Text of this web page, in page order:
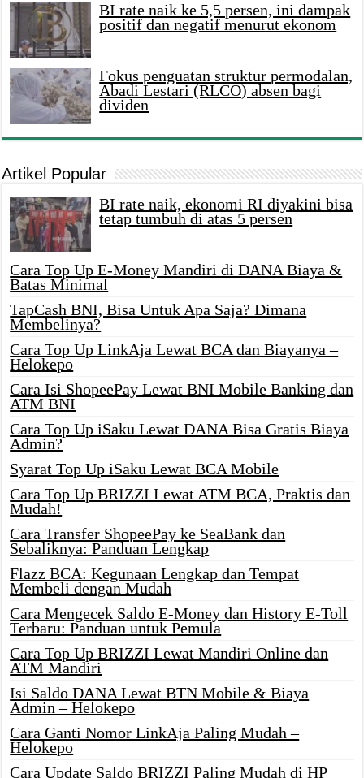
BI rate naik ke 5,5 persen, ini dampak
positif dan negatif menurut ekonom
Fokus penguatan struktur permodalan,
Abadi Lestari (RLCO) absen bagi
dividen
Artikel Popular
BI rate naik, ekonomi RI diyakini bisa
tetap tumbuh di atas 5 persen
Cara Top Up E-Money Mandiri di DANA Biaya &
Batas Minimal
TapCash BNI, Bisa Untuk Apa Saja? Dimana
Membelinya?
Cara Top Up LinkAja Lewat BCA dan Biayanya –
Helokepo
Cara Isi ShopeePay Lewat BNI Mobile Banking dan
ATM BNI
Cara Top Up iSaku Lewat DANA Bisa Gratis Biaya
Admin?
Syarat Top Up iSaku Lewat BCA Mobile
Cara Top Up BRIZZI Lewat ATM BCA, Praktis dan
Mudah!
Cara Transfer ShopeePay ke SeaBank dan
Sebaliknya: Panduan Lengkap
Flazz BCA: Kegunaan Lengkap dan Tempat
Membeli dengan Mudah
Cara Mengecek Saldo E-Money dan History E-Toll
Terbaru: Panduan untuk Pemula
Cara Top Up BRIZZI Lewat Mandiri Online dan
ATM Mandiri
Isi Saldo DANA Lewat BTN Mobile & Biaya
Admin – Helokepo
Cara Ganti Nomor LinkAja Paling Mudah –
Helokepo
Cara Update Saldo BRIZZI Paling Mudah di HP